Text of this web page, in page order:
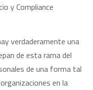
y Compliance
verdaderamente una
de esta rama del
de una forma tal
en la